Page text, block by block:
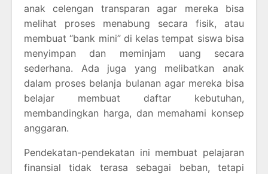
anak celengan transparan agar mereka bisa
melihat proses menabung secara fisik, atau
membuat “bank mini” di kelas tempat siswa bisa
menyimpan dan meminjam uang secara
sederhana. Ada juga yang melibatkan anak
dalam proses belanja bulanan agar mereka bisa
belajar membuat daftar kebutuhan,
membandingkan harga, dan memahami konsep
anggaran.
Pendekatan-pendekatan ini membuat pelajaran
finansial tidak terasa sebagai beban, tetapi